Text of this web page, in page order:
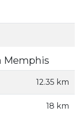
Memphis
12.35 km
18 km